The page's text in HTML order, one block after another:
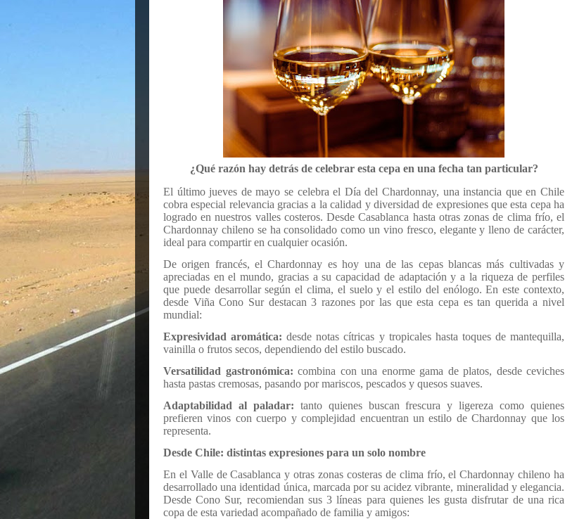
¿Qué razón hay detrás de celebrar esta cepa en una fecha tan particular?
El último jueves de mayo se celebra el Día del Chardonnay, una instancia que en Chile
cobra especial relevancia gracias a la calidad y diversidad de expresiones que esta cepa ha
logrado en nuestros valles costeros. Desde Casablanca hasta otras zonas de clima frío, el
Chardonnay chileno se ha consolidado como un vino fresco, elegante y lleno de carácter,
ideal para compartir en cualquier ocasión.
De origen francés, el Chardonnay es hoy una de las cepas blancas más cultivadas y
apreciadas en el mundo, gracias a su capacidad de adaptación y a la riqueza de perfiles
que puede desarrollar según el clima, el suelo y el estilo del enólogo. En este contexto,
desde Viña Cono Sur destacan 3 razones por las que esta cepa es tan querida a nivel
mundial:
Expresividad aromática: desde notas cítricas y tropicales hasta toques de mantequilla,
vainilla o frutos secos, dependiendo del estilo buscado.
Versatilidad gastronómica: combina con una enorme gama de platos, desde ceviches
hasta pastas cremosas, pasando por mariscos, pescados y quesos suaves.
Adaptabilidad al paladar: tanto quienes buscan frescura y ligereza como quienes
prefieren vinos con cuerpo y complejidad encuentran un estilo de Chardonnay que los
representa.
Desde Chile: distintas expresiones para un solo nombre
En el Valle de Casablanca y otras zonas costeras de clima frío, el Chardonnay chileno ha
desarrollado una identidad única, marcada por su acidez vibrante, mineralidad y elegancia.
Desde Cono Sur, recomiendan sus 3 líneas para quienes les gusta disfrutar de una rica
copa de esta variedad acompañado de familia y amigos: